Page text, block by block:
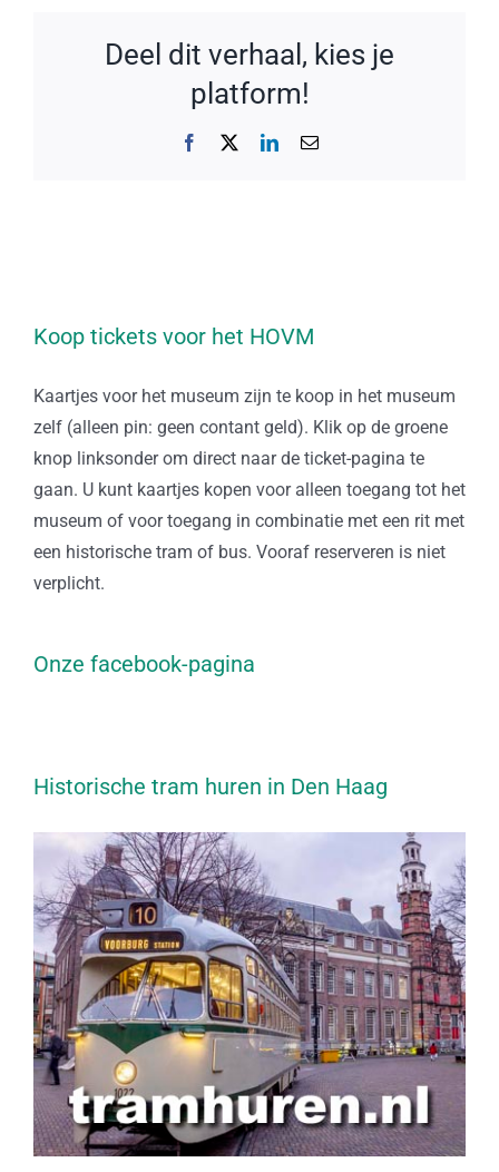
Deel dit verhaal, kies je
platform!
Facebook LinkedIn
E-
Koop tickets voor het HOVM
Kaartjes voor het museum zijn te koop in het museum
zelf (alleen pin: geen contant geld). Klik op de groene
knop linksonder om direct naar de ticket-pagina te
gaan. U kunt kaartjes kopen voor alleen toegang tot het
museum of voor toegang in combinatie met een rit met
een historische tram of bus. Vooraf reserveren is niet
verplicht.
Onze facebook-pagina
Historische tram huren in Den Haag